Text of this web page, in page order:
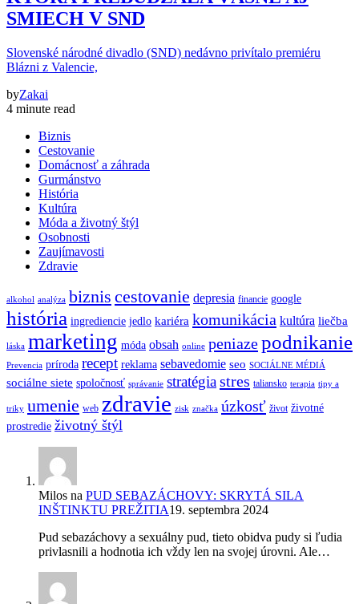
SMIECH V SND
Slovenské národné divadlo (SND) nedávno privítalo premiéru
Blázni z Valencie,
byZakai
4 minute read
Biznis
Cestovanie
Domácnosť a záhrada
Gurmánstvo
História
Kultúra
Móda a životný štýl
Osobnosti
Zaujímavosti
Zdravie
alkohol analýza biznis cestovanie depresia financie google
história ingrediencie jedlo kariéra komunikácia kultúra liečba
láska marketing móda obsah online peniazepodnikanie
Prevencia príroda recept reklama sebavedomie seo SOCIÁLNE MÉDIÁ
sociálne siete spoločnosť správanie stratégiastres taliansko terapia tipy a
triky umenie web zdravie zisk značka úzkosť život životné
prostredie životný štýl
Milos na PUD SEBAZÁCHOVY: SKRYTÁ SILA
INŠTINKTU PREŽITIA19. septembra 2024
Pud sebazáchovy a sexuálny pud, tieto obidva pudy si ľudia
privlasnili a hodnotia ich vždy len na svojej úrovni. Ale…